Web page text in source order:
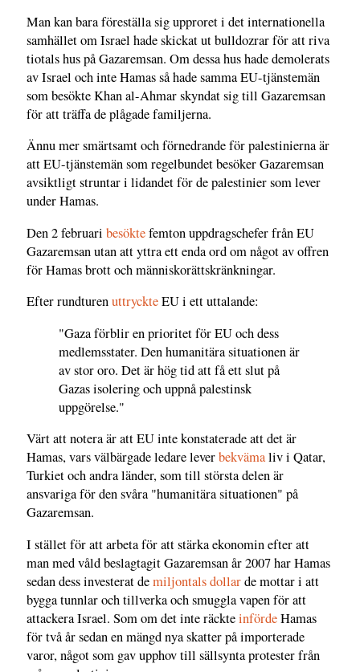
Man kan bara föreställa sig upproret i det internationella
samhället om Israel hade skickat ut bulldozrar för att riva
tiotals hus på Gazaremsan. Om dessa hus hade demolerats
av Israel och inte Hamas så hade samma EU-tjänstemän
som besökte Khan al-Ahmar skyndat sig till Gazaremsan
för att träffa de plågade familjerna.
Ännu mer smärtsamt och förnedrande för palestinierna är
att EU-tjänstemän som regelbundet besöker Gazaremsan
avsiktligt struntar i lidandet för de palestinier som lever
under Hamas.
Den 2 februari besöktefemton uppdragschefer från EU
Gazaremsan utan att yttra ett enda ord om något av offren
för Hamas brott och människorättskränkningar.
Efter rundturenuttryckteEU i ett uttalande:
"Gaza förblir en prioritet för EU och dess
medlemsstater. Den humanitära situationen är
av stor oro. Det är hög tid att få ett slut på
Gazas isolering och uppnå palestinsk
uppgörelse."
Värt att notera är att EU inte konstaterade att det är
Hamas, vars välbärgade ledare leverbekvämaliv i Qatar,
Turkiet och andra länder, som till största delen är
ansvariga för den svåra "humanitära situationen" på
Gazaremsan.
I stället för att arbeta för att stärka ekonomin efter att
man med våld beslagtagit Gazaremsan år 2007 har Hamas
sedan dess investerat demiljontals dollarde mottar i att
bygga tunnlar och tillverka och smuggla vapen för att
attackera Israel. Som om det inte räckteinfördeHamas
för två år sedan en mängd nya skatter på importerade
varor, något som gav upphov till sällsynta protester från